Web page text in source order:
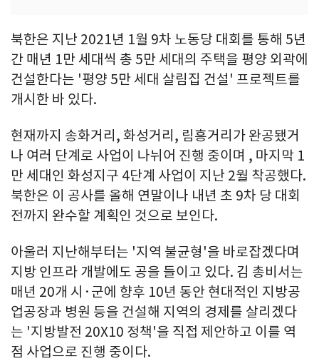
북한은 지난 2021년 1월 9차 노동당 대회를 통해 5년
간 매년 1만 세대씩 총 5만 세대의 주택을 평양 외곽에
건설한다는 '평양 5만 세대 살림집 건설' 프로젝트를
개시한 바 있다.
현재까지 송화거리, 화성거리, 림흥거리가 완공됐거
나 여러 단계로 사업이 나뉘어 진행 중이며 , 마지막 1
만 세대인 화성지구 4단계 사업이 지난 2월 착공했다.
북한은 이 공사를 올해 연말이나 내년 초 9차 당 대회
전까지 완수할 계획인 것으로 보인다.
아울러 지난해부터는 '지역 불균형'을 바로잡겠다며
지방 인프라 개발에도 공을 들이고 있다. 김 총비서는
매년 20개 시·군에 향후 10년 동안 현대적인 지방공
업공장과 병원 등을 건설해 지역의 경제를 살리겠다
는 '지방발전 20X10 정책'을 직접 제안하고 이를 역
점 사업으로 진행 중이다.